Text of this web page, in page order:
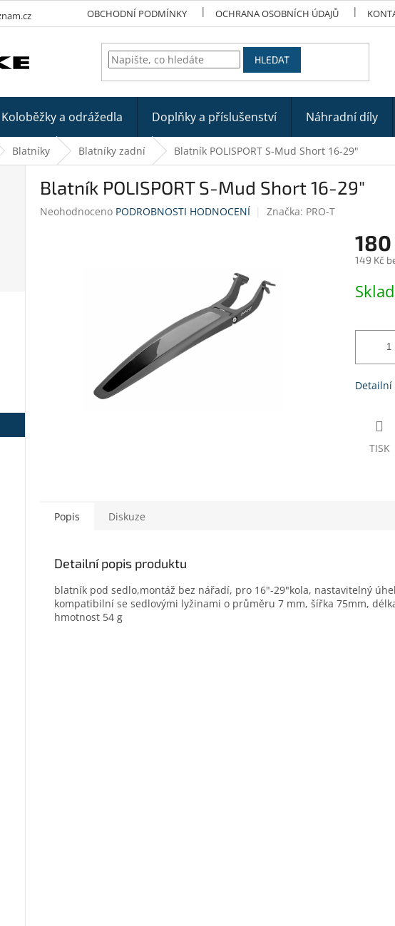
OBCHODNÍ PODMÍNKY OCHRANA OSOBNÍCH ÚDAJŮ
HLEDAT
Koloběžky a odrážedla Doplňky a příslušenství Náhradní díly
Blatníky Blatníky zadní Blatník POLISPORT S-Mud Short 16-29"
Blatník POLISPORT S-Mud Short 16-29"
Průměrné
Neohodnoceno PODROBNOSTI HODNOCENÍ Značka: PRO-T
180
149 Kč
cena:
TISK
Popis Diskuze
Detailní popis produktu
blatník pod sedlo,montáž bez nářadí, pro 16"-29"kola, nastavitelný
kompatibilní se sedlovými lyžinami o průměru 7 mm, šířka 75mm,
hmotnost 54 g